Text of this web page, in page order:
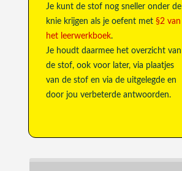
Je kunt de stof nog sneller onder de
knie krijgen als je oefent met §2 van
het leerwerkboek.
Je houdt daarmee het overzicht van
de stof, ook voor later, via plaatjes
van de stof en via de uitgelegde en
door jou verbeterde antwoorden.